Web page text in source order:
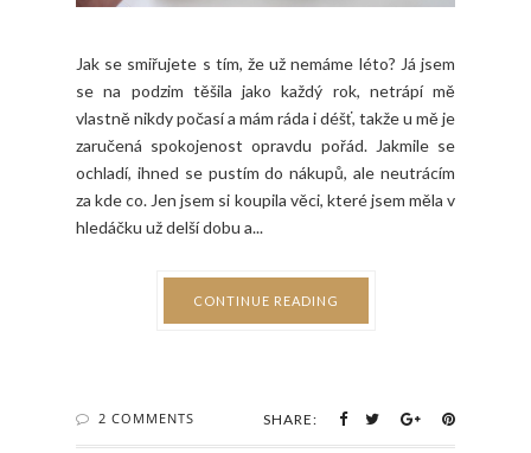
Jak se smiřujete s tím, že už nemáme léto? Já jsem
se na podzim těšila jako každý rok, netrápí mě
vlastně nikdy počasí a mám ráda i déšť, takže u mě je
zaručená spokojenost opravdu pořád. Jakmile se
ochladí, ihned se pustím do nákupů, ale neutrácím
za kde co. Jen jsem si koupila věci, které jsem měla v
hledáčku už delší dobu a...
CONTINUE READING
2 COMMENTS SHARE: